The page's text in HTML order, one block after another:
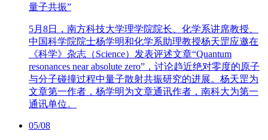
量子共振”
5月8日，南方科技大学理学院院长、化学系讲席教授、
中国科学院院士杨学明和化学系助理教授杨天罡应邀在
《科学》杂志（Science）发表评述文章“Quantum
resonances near absolute zero”，讨论趋近绝对零度的原子
与分子碰撞过程中量子散射共振研究的进展。杨天罡为
文章第一作者，杨学明为文章通讯作者，南科大为第一
通讯单位。
05/08